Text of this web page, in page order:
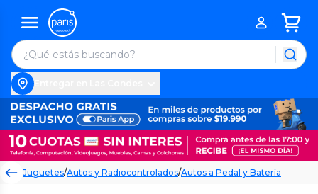
Juguetes/Autos y Radiocontrolados/Autos a Pedal y Batería